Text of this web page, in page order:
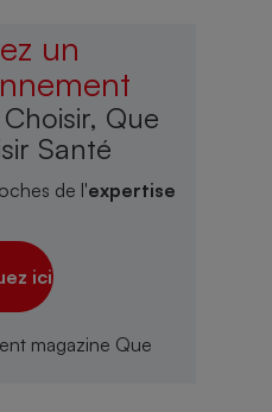
un
Que
Santé
de l'expertise
ici